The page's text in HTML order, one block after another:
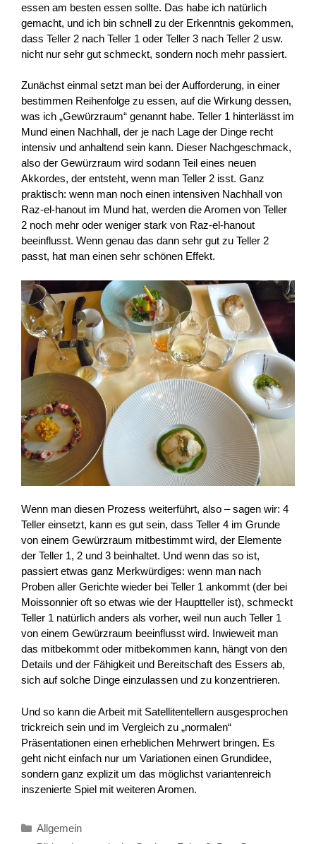
essen am besten essen sollte. Das habe ich natürlich
gemacht, und ich bin schnell zu der Erkenntnis gekommen,
dass Teller 2 nach Teller 1 oder Teller 3 nach Teller 2 usw.
nicht nur sehr gut schmeckt, sondern noch mehr passiert.
Zunächst einmal setzt man bei der Aufforderung, in einer
bestimmen Reihenfolge zu essen, auf die Wirkung dessen,
was ich „Gewürzraum“ genannt habe. Teller 1 hinterlässt im
Mund einen Nachhall, der je nach Lage der Dinge recht
intensiv und anhaltend sein kann. Dieser Nachgeschmack,
also der Gewürzraum wird sodann Teil eines neuen
Akkordes, der entsteht, wenn man Teller 2 isst. Ganz
praktisch: wenn man noch einen intensiven Nachhall von
Raz-el-hanout im Mund hat, werden die Aromen von Teller
2 noch mehr oder weniger stark von Raz-el-hanout
beeinflusst. Wenn genau das dann sehr gut zu Teller 2
passt, hat man einen sehr schönen Effekt.
Wenn man diesen Prozess weiterführt, also – sagen wir: 4
Teller einsetzt, kann es gut sein, dass Teller 4 im Grunde
von einem Gewürzraum mitbestimmt wird, der Elemente
der Teller 1, 2 und 3 beinhaltet. Und wenn das so ist,
passiert etwas ganz Merkwürdiges: wenn man nach
Proben aller Gerichte wieder bei Teller 1 ankommt (der bei
Moissonnier oft so etwas wie der Hauptteller ist), schmeckt
Teller 1 natürlich anders als vorher, weil nun auch Teller 1
von einem Gewürzraum beeinflusst wird. Inwieweit man
das mitbekommt oder mitbekommen kann, hängt von den
Details und der Fähigkeit und Bereitschaft des Essers ab,
sich auf solche Dinge einzulassen und zu konzentrieren.
Und so kann die Arbeit mit Satellitentellern ausgesprochen
trickreich sein und im Vergleich zu „normalen“
Präsentationen einen erheblichen Mehrwert bringen. Es
geht nicht einfach nur um Variationen einen Grundidee,
sondern ganz explizit um das möglichst variantenreich
inszenierte Spiel mit weiteren Aromen.
Kategorien
Allgemein